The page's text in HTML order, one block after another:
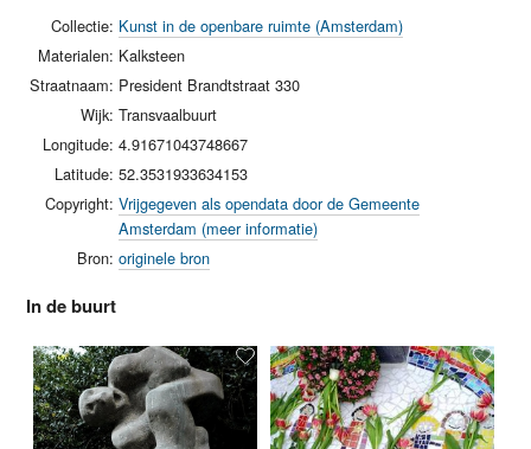
Collectie: Kunst in de openbare ruimte (Amsterdam)
Materialen: Kalksteen
Straatnaam: President Brandtstraat 330
Wijk: Transvaalbuurt
Longitude: 4.91671043748667
Latitude: 52.3531933634153
Copyright: Vrijgegeven als opendata door de Gemeente
Amsterdam (meer informatie)
Bron: originele bron
In de buurt